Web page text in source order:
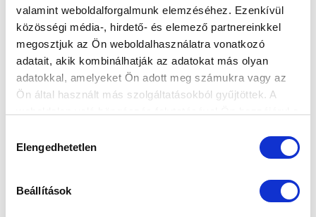
valamint weboldalforgalmunk elemzéséhez. Ezenkívül
közösségi média-, hirdető- és elemező partnereinkkel
megosztjuk az Ön weboldalhasználatra vonatkozó
adatait, akik kombinálhatják az adatokat más olyan
adatokkal, amelyeket Ön adott meg számukra vagy az
Ön által használt más szolgáltatásokból gyűjtöttek. A
kiválasztása
Elengedhetetlen
Beállítások
Elfogadom azAdatvédelmi tájékoztatót!
FELIRATKOZOM